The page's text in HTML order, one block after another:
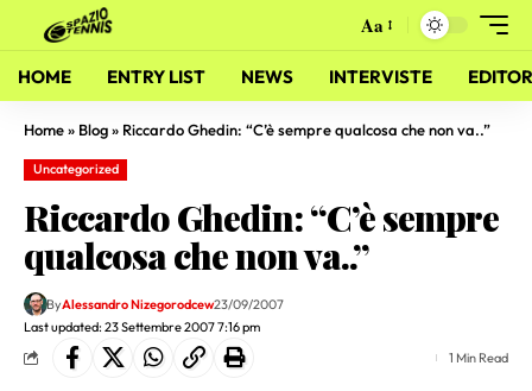
Aa
HOME ENTRY LIST NEWS INTERVISTE
Home» Blog» Riccardo Ghedin: “C’è sempre qualcosa che non va..”
Uncategorized
Riccardo Ghedin: “C’è sempre
qualcosa che non va..”
Last updated: 23 Settembre 2007 7:16 pm
ByAlessandro Nizegorodcew23/09/2007
1 Min Read